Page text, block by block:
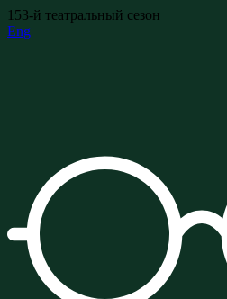
153-й театральный сезон
Eng